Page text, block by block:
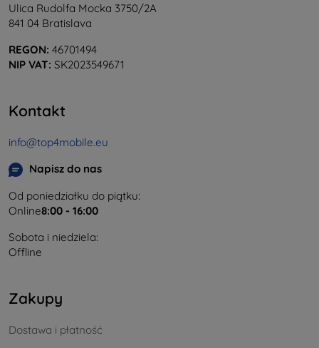
Ulica Rudolfa Mocka 3750/2A
841 04 Bratislava
REGON: 46701494
NIP VAT: SK2023549671
Kontakt
info@top4mobile.eu
Napisz do nas
Od poniedziałku do piątku:
Online8:00 - 16:00
Sobota i niedziela:
Offline
Zakupy
Dostawa i płatność